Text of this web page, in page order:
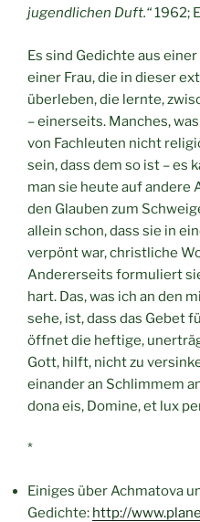
jugendlichen Duft.“1962;
Es sind Gedichte aus
einer Frau, die in dieser
überleben, die lernte,
– einerseits. Manches,
von Fachleuten nicht
sein, dass dem so ist – es
man sie heute auf andere
den Glauben zum
allein schon, dass sie in
verpönt war, christliche
Andererseits formuliert
hart. Das, was ich an den
sehe, ist, dass das Gebet
öffnet die heftige,
Gott, hilft, nicht zu
einander an Schlimmem
dona eis, Domine, et lux
*
Einiges über Achmatova
Gedichte: http://